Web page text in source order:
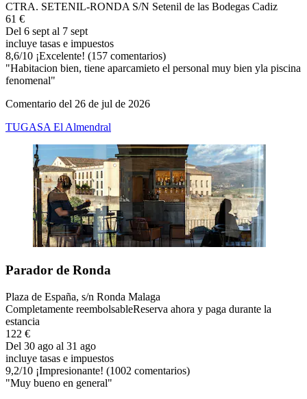
CTRA. SETENIL-RONDA S/N Setenil de las Bodegas Cadiz
61 €
Del 6 sept al 7 sept
incluye tasas e impuestos
8,6/10 ¡Excelente! (157 comentarios)
"Habitacion bien, tiene aparcamieto el personal muy bien yla piscina
fenomenal"
Comentario del 26 de jul de 2026
TUGASA El Almendral
Parador de Ronda
Plaza de España, s/n Ronda Malaga
Completamente reembolsableReserva ahora y paga durante la
estancia
122 €
Del 30 ago al 31 ago
incluye tasas e impuestos
9,2/10 ¡Impresionante! (1002 comentarios)
"Muy bueno en general"